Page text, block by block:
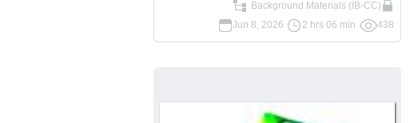
Background Materials (IB-CC)
Jun 8, 2026
2 hrs 06 min 438